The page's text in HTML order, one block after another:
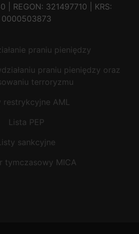
| REGON: 321497710 | KRS:
0000503873
praniu pieniędzy
praniu pieniędzy oraz
terroryzmu
restrykcyjne AML
Lista PEP
sankcyjne
tymczasowy MICA